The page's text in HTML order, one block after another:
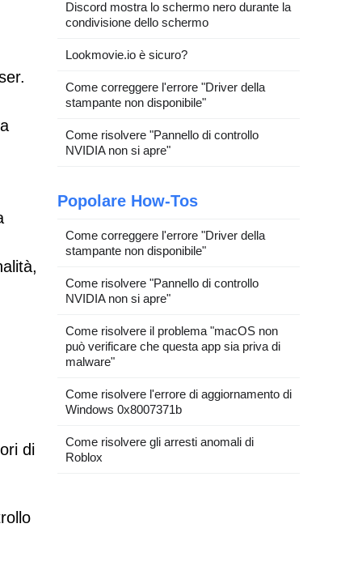
di
Discord mostra lo schermo nero durante la
condivisione dello schermo
Lookmovie.io è sicuro?
Come correggere l'errore "Driver della
stampante non disponibile"
Come risolvere "Pannello di controllo
NVIDIA non si apre"
Popolare How-Tos
Come correggere l'errore "Driver della
stampante non disponibile"
Come risolvere "Pannello di controllo
NVIDIA non si apre"
Come risolvere il problema "macOS non
può verificare che questa app sia priva di
malware"
Come risolvere l'errore di aggiornamento di
Windows 0x8007371b
Come risolvere gli arresti anomali di
Roblox